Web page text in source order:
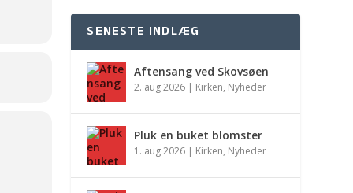
SENESTE INDLÆG
Aftensang ved Skovsøen
2. aug 2026 | Kirken, Nyheder
Pluk en buket blomster
1. aug 2026 | Kirken, Nyheder